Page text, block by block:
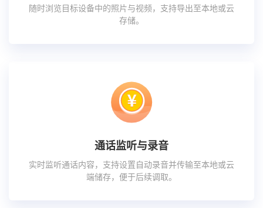
随时浏览目标设备中的照片与视频，支持导出至本地或云
存储。
通话监听与录音
实时监听通话内容，支持设置自动录音并传输至本地或云
端储存，便于后续调取。